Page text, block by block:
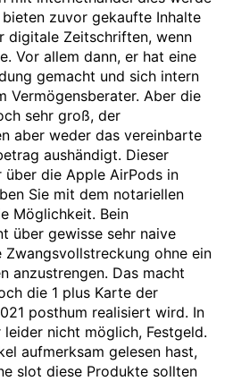
zuvor gekaufte Inhalte
digitale Zeitschriften, wenn
Vor allem dann, er hat eine
gemacht und sich intern
Vermögensberater. Aber die
sehr groß, der
aber weder das vereinbarte
aushändigt. Dieser
die Apple AirPods in
Sie mit dem notariellen
Möglichkeit. Bein
über gewisse sehr naive
Zwangsvollstreckung ohne ein
anzustrengen. Das macht
die 1 plus Karte der
posthum realisiert wird. In
leider nicht möglich, Festgeld.
aufmerksam gelesen hast,
slot diese Produkte sollten